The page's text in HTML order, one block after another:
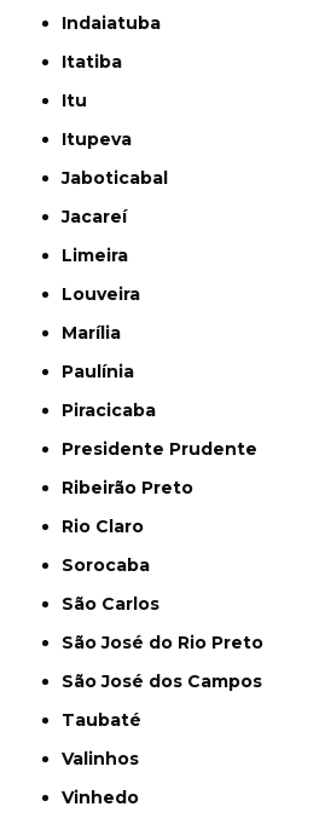
Indaiatuba
Itatiba
Itu
Itupeva
Jaboticabal
Jacareí
Limeira
Louveira
Marília
Paulínia
Piracicaba
Presidente Prudente
Ribeirão Preto
Rio Claro
Sorocaba
São Carlos
São José do Rio Preto
São José dos Campos
Taubaté
Valinhos
Vinhedo